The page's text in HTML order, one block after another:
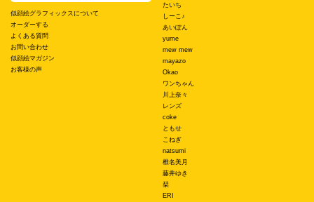
似顔絵グラフィックスについて
オーダーする
よくある質問
お問い合わせ
似顔絵マガジン
お客様の声
たいち
しーこ♪
あいぽん
yume
mew mew
mayazo
Okao
ワンちゃん
川上奈々
レンズ
coke
ともせ
こねぎ
natsumi
椎名美月
藤井ゆき
栞
ERI